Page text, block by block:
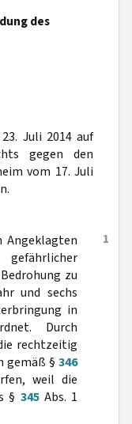
des
Juli 2014 auf
gegen den
vom 17. Juli
1
Angeklagten
zu
und sechs
in
Durch
rechtzeitig
gemäß § 346
weil die
§ 345Abs. 1